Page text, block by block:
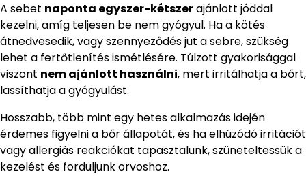
A sebet naponta egyszer-kétszerajánlott jóddal
kezelni, amíg teljesen be nem gyógyul. Ha a kötés
átnedvesedik, vagy szennyeződés jut a sebre, szükség
lehet a fertőtlenítés ismétlésére. Túlzott gyakorisággal
viszont nem ajánlott használni, mert irritálhatja a bőrt,
lassíthatja a gyógyulást.
Hosszabb, több mint egy hetes alkalmazás idején
érdemes figyelni a bőr állapotát, és ha elhúzódó irritációt
vagy allergiás reakciókat tapasztalunk, szüneteltessük a
kezelést és forduljunk orvoshoz.